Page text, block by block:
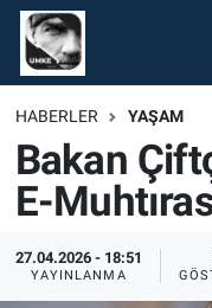
HABERLER YAŞAM
Bakan
E-
27.04.2026 - 18:51
YAYINLANMA
Gündem
Ekonomi
Spor
Magazin
Nöbetçi
Hava Durumu
Namaz Vakitleri
Trafik Durumu